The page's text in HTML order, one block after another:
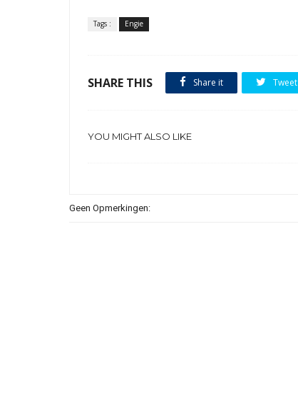
Tags : Engie
SHARE THIS Share it Tweet
YOU MIGHT ALSO LIKE
Geen Opmerkingen: